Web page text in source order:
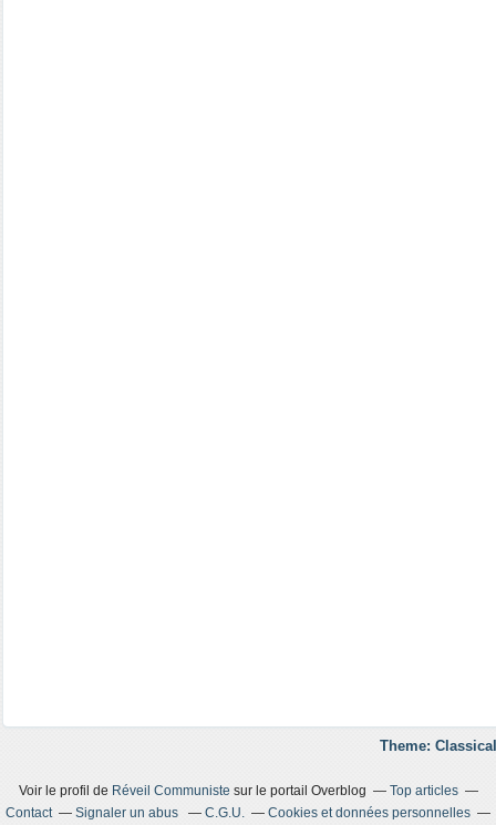
Theme:
Voir le profil de Réveil Communiste sur le portail Overblog
Top articles
Contact
Signaler un abus C.G.U.
Cookies et données personnelles